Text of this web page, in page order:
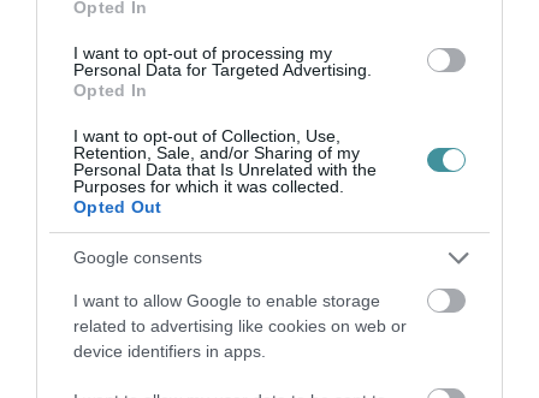
Opted In
I want to opt-out of processing my
Personal Data for Targeted Advertising.
Opted In
I want to opt-out of Collection, Use,
Retention, Sale, and/or Sharing of my
Personal Data that Is Unrelated with the
Purposes for which it was collected.
Opted Out
Google consents
I want to allow Google to enable storage
related to advertising like cookies on web or
device identifiers in apps.
MINDHÁROM ÜTEMBEN DOLGOZNAK A 25-
2026. augusztus 07|Eger ügye